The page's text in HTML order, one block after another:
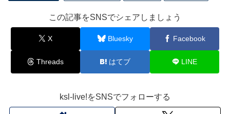
この記事をSNSでシェアしましょう
X Bluesky Facebook
Threads はてブ LINE
ksl-live!をSNSでフォローする